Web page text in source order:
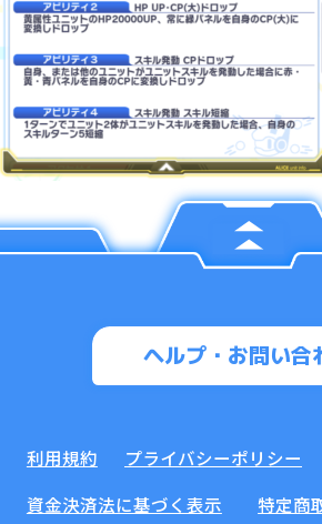
ヘルプ・お問い合
利用規約 プライバシーポリシー
資金決済法に基づく表示
特定商